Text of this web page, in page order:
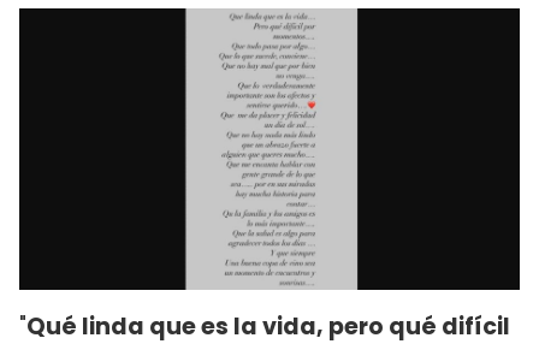
"Qué linda que es la vida, pero qué difícil